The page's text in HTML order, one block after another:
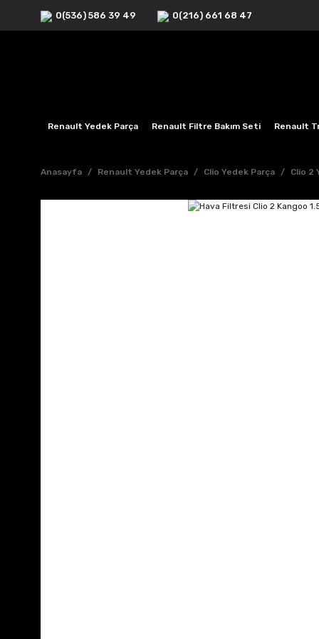
0(536) 586 39 49 0(216) 661 68 47
Renault Yedek Parça Renault Filtre Bakım Seti Renault
Anasayfa Renault Yedek Parça Clio Yedek Parça Clio 2